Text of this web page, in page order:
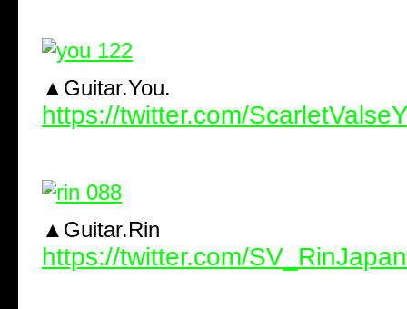
▲Guitar.You.
https://twitter.com/
▲Guitar.Rin
https://twitter.com/SV_RinJapan